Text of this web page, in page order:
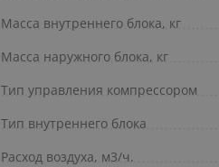
Масса внутреннего блока, кг
Масса наружного блока, кг
Тип управления компрессором
Тип внутреннего блока
Расход воздуха, м3/ч.